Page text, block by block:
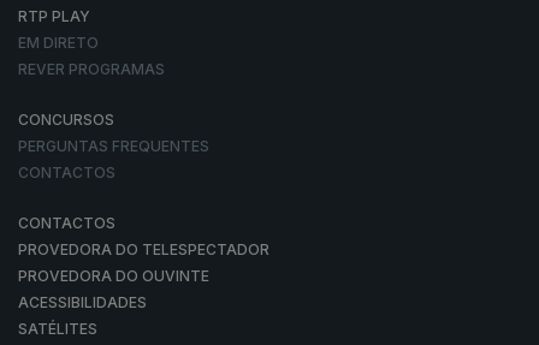
RTP PLAY
EM DIRETO
REVER PROGRAMAS
CONCURSOS
PERGUNTAS FREQUENTES
CONTACTOS
CONTACTOS
PROVEDORA DO TELESPECTADOR
PROVEDORA DO OUVINTE
ACESSIBILIDADES
SATÉLITES